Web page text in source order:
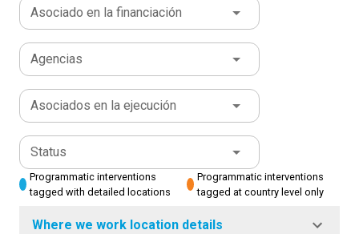
Asociado en la financiación
Agencias
Asociados en la ejecución
Status
Programmatic interventions
tagged with detailed locations
Programmatic interventions
tagged at country level only
Where we work location details